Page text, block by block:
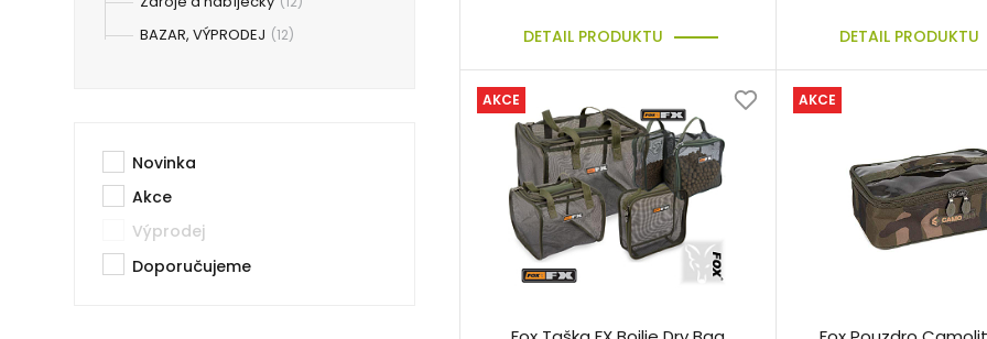
BAZAR, VÝPRODEJ (12)
Novinka
Akce
Výprodej
Doporučujeme
DETAIL PRODUKTU DETAIL PRODUKTU
AKCE AKCE